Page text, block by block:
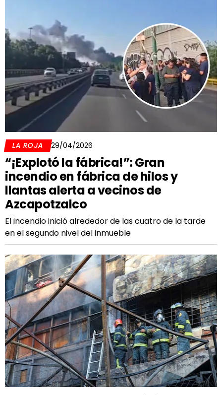
LA ROJA 29/04/2026
“¡Explotó la fábrica!”: Gran
incendio en fábrica de hilos y
llantas alerta a vecinos de
Azcapotzalco
El incendio inició alrededor de las cuatro de la tarde
en el segundo nivel del inmueble